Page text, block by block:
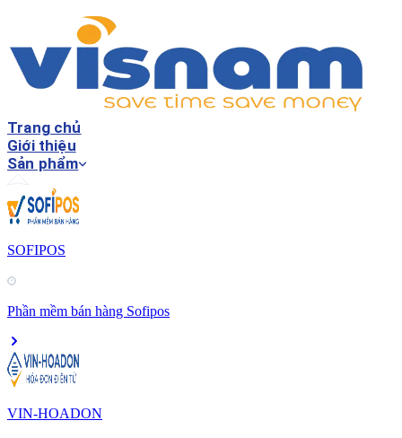
Trang chủ
Giới thiệu
Sản phẩm
SOFIPOS
Phần mềm bán hàng Sofipos
VIN-HOADON